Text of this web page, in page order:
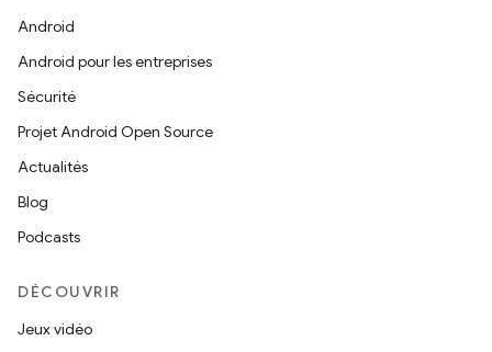
Android
Android pour les entreprises
Sécurité
Projet Android Open Source
Actualités
Blog
Podcasts
DÉCOUVRIR
Jeux vidéo